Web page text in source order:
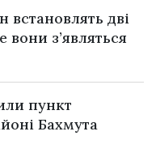
встановлять дві
вони з’являться
пункт
Бахмута